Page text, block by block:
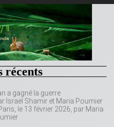
récents
a gagné la guerre
Israël Shamir et Maria Poumier
le 13 février 2026, par Maria